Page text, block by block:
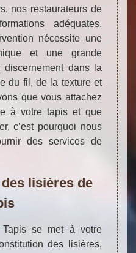
nos restaurateurs de
adéquates.
nécessite une
et une grande
dans la
du fil, de la texture et
que vous attachez
à votre tapis et que
c’est pourquoi nous
des services de
lisières de
Tapis se met à votre
des lisières,